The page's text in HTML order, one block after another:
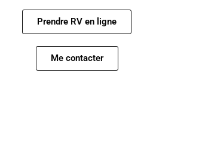
Prendre RV en ligne
Me contacter